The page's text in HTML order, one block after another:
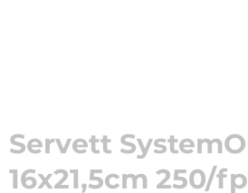
Servett
16x21,5cm 250/fp